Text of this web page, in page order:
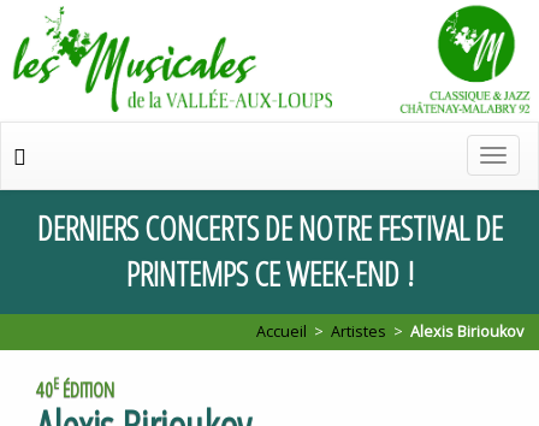
de
DERNIERSCONCERTSDENOTREFESTIVALDE
PRINTEMPSCEWEEK-END !
Accueil >Artistes >Alexis Birioukov
40E ÉDITION